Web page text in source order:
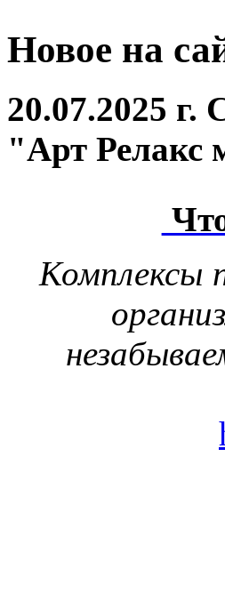
Новое на
20.07.2025 г.
"Арт Релакс
Комплексы